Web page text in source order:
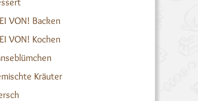
VON! Backen
VON! Kochen
Kräuter